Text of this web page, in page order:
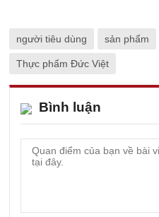
người tiêu dùng sản phẩm
Thực phẩm Đức Việt
Bình luận